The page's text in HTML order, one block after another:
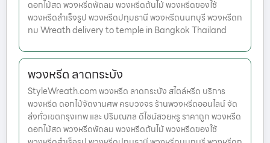
ดอกไม้สด พวงหรีดพัดลม พวงหรีดต้นไม้ พวงหรีดของใช้
พวงหรีดสำเร็จรูป พวงหรีดปทุมธานี พวงหรีดนนทบุรี พวงหรีดก
ทม Wreath delivery to temple in Bangkok Thailand
พวงหรีด ลาดกระบัง
StyleWreath.com พวงหรีด ลาดกระบัง สไตล์หรีด บริการ
พวงหรีด ดอกไม้จัดงานศพ ครบวงจร ร้านพวงหรีดออนไลน์ จัด
ส่งทั่วเขตกรุงเทพ และ ปริมณฑล ดีไซน์สวยหรู ราคาถูก พวงหรีด
ดอกไม้สด พวงหรีดพัดลม พวงหรีดต้นไม้ พวงหรีดของใช้